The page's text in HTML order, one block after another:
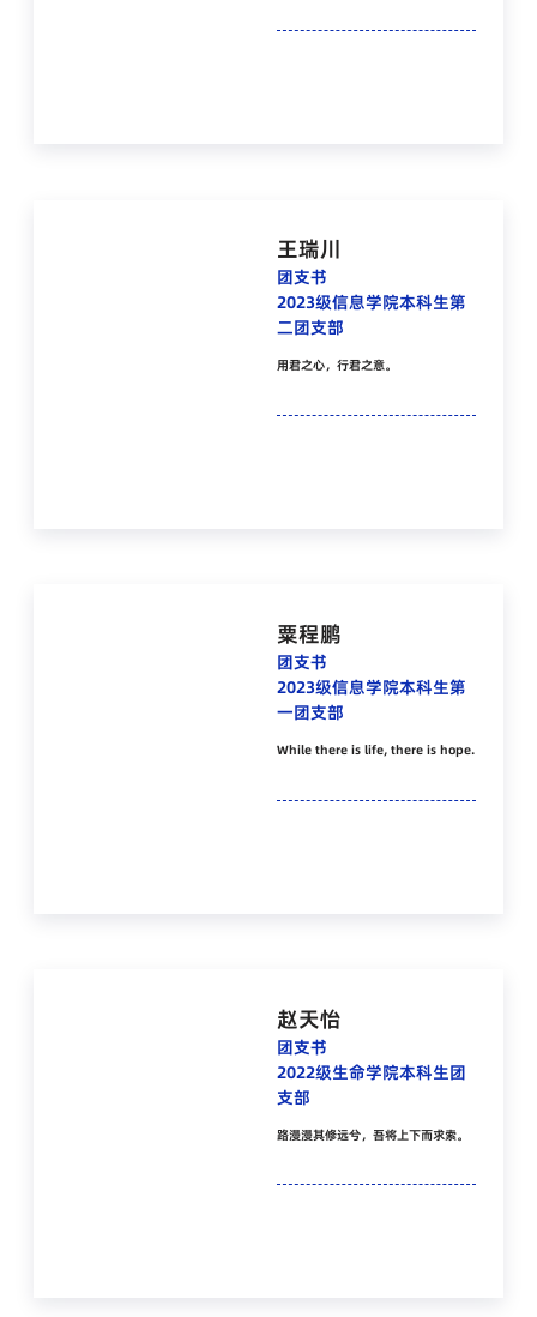
王瑞川
团支书
2023级信息学院本科生第
二团支部
用君之心，行君之意。
粟程鹏
团支书
2023级信息学院本科生第
一团支部
While there is life, there is hope.
赵天怡
团支书
2022级生命学院本科生团
支部
路漫漫其修远兮，吾将上下而求索。